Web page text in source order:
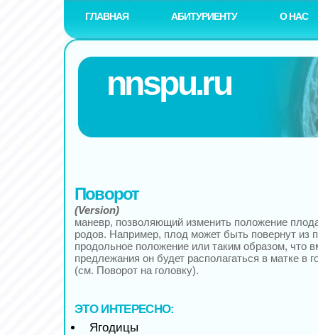
ГЛАВНАЯ АБИТУРИЕНТУ О НАС
nnspu.ru
Поворот
(Version)
маневр, позволяющий изменить положение
родов. Например, плод может быть повернут из
продольное положение или таким образом, что
предлежания он будет располагаться в матке в
(см. Поворот на головку).
ЭТО ИНТЕРЕСНО:
Ягодицы